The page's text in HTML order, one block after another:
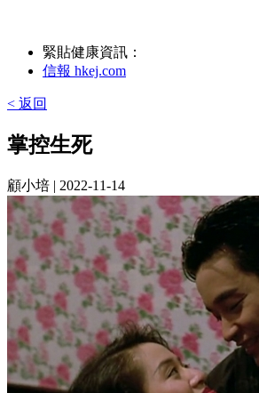
緊貼健康資訊：
信報 hkej.com
< 返回
掌控生死
顧小培 | 2022-11-14